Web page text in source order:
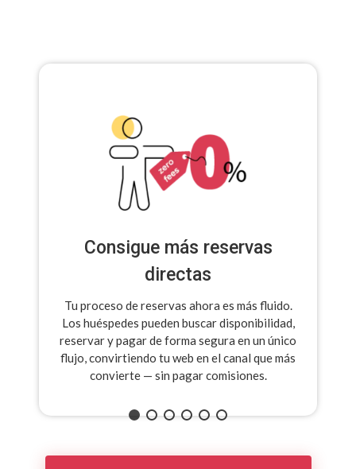
Consigue más reservas
directas
Tu proceso de reservas ahora es más fluido.
Los huéspedes pueden buscar disponibilidad,
reservar y pagar de forma segura en un único
flujo, convirtiendo tu web en el canal que más
convierte — sin pagar comisiones.